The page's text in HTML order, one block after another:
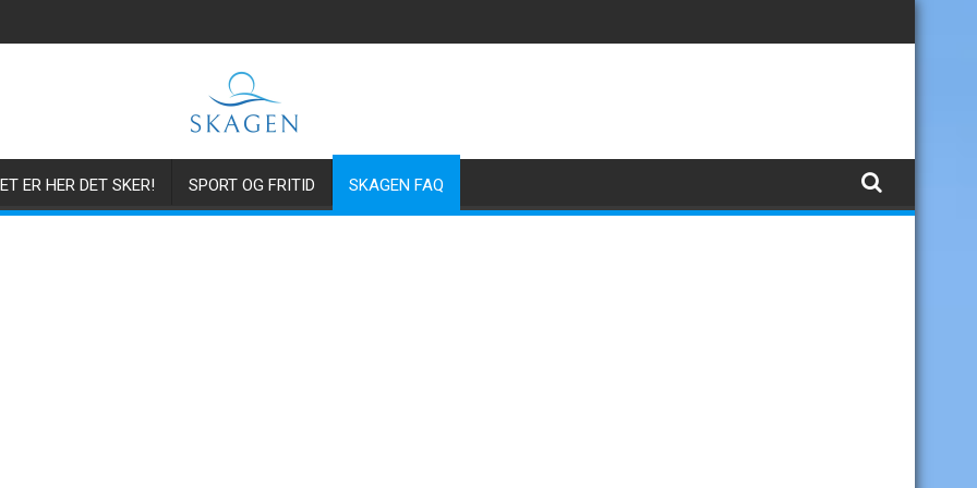
ER HER DET SKER! SPORT OG FRITID SKAGEN FAQ